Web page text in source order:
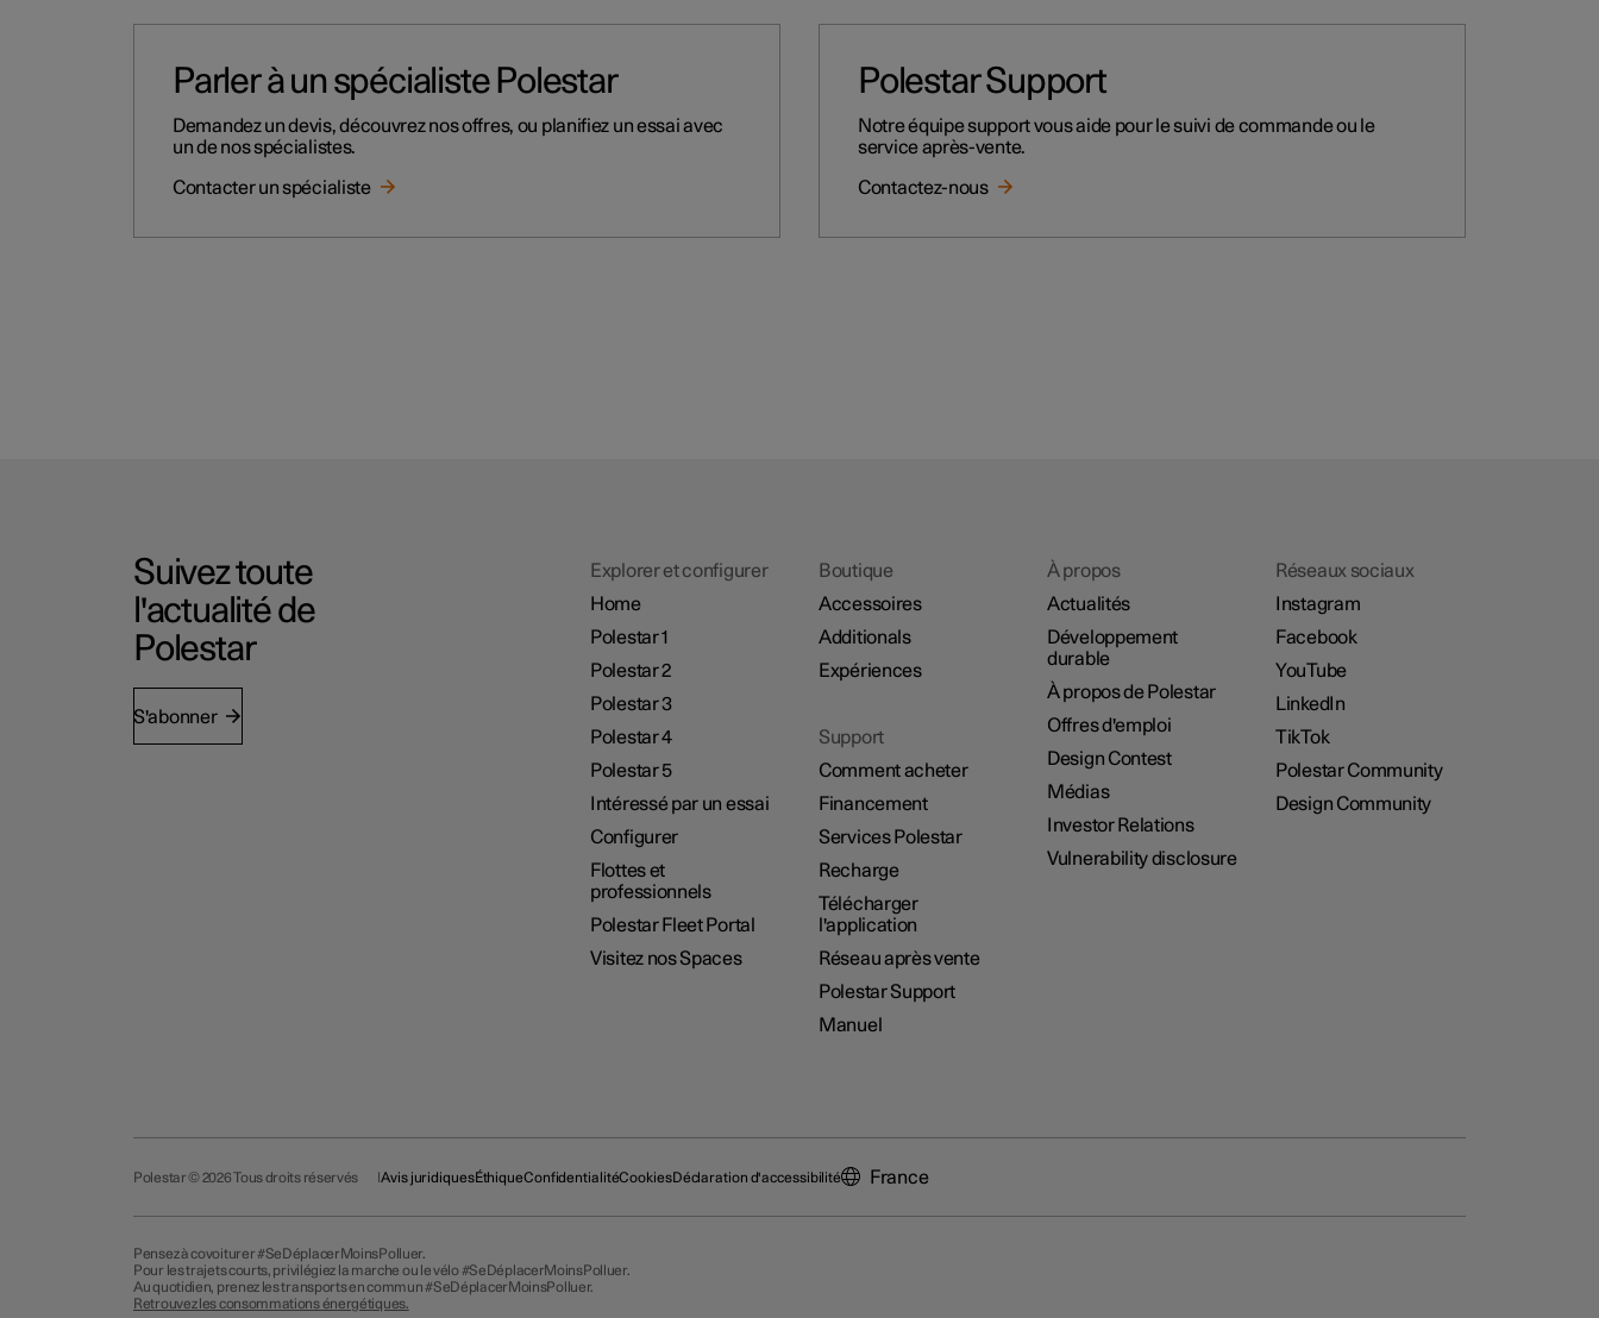
Parler à un spécialiste Polestar
Demandez un devis, découvrez nos offres, ou planifiez un essai avec
un de nos spécialistes.
Contacter un spécialiste
Polestar Support
Notre équipe support vous aide pour le suivi de commande ou le
service après-vente.
Contactez-nous
Suivez toute
l'actualité de
Polestar
S'abonner
Explorer et configurer
Home
Polestar 1
Polestar 2
Polestar 3
Polestar 4
Polestar 5
Intéressé par un essai
Configurer
Flottes et
professionnels
Polestar Fleet Portal
Visitez nos Spaces
Boutique
Accessoires
Additionals
Expériences
Support
Comment acheter
Financement
Services Polestar
Recharge
Télécharger
l'application
Réseau après vente
Polestar Support
Manuel
À propos
Actualités
Développement
durable
À propos de Polestar
Offres d'emploi
Design Contest
Médias
Investor Relations
Vulnerability disclosure
Réseaux sociaux
Instagram
Facebook
YouTube
LinkedIn
TikTok
Polestar Community
Design Community
Polestar © 2026 Tous droits réservés Avis juridiquesÉthiqueConfidentialitéCookiesDéclaration d'accessibilité France
Pensez à covoiturer #SeDéplacerMoinsPolluer.
Pour les trajets courts, privilégiez la marche ou le vélo #SeDéplacerMoinsPolluer.
Au quotidien, prenez les transports en commun #SeDéplacerMoinsPolluer.
Retrouvez les consommations énergétiques.